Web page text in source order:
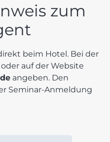
zum
beim Hotel. Bei der
auf der Website
angeben. Den
Seminar-Anmeldung